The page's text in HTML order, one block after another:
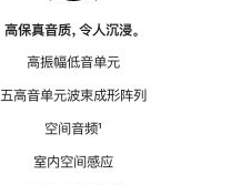
高保真音质，令人沉浸。
高振幅低音单元
五高音单元波束成形阵列
空间音频脚
¹
室内空间感应